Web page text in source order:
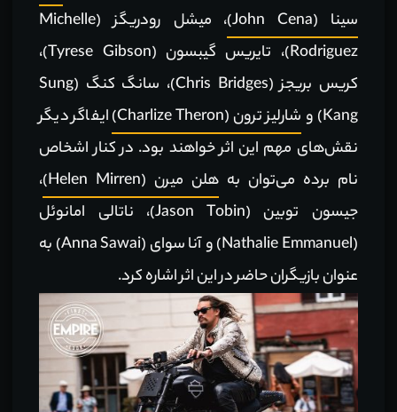
سینا (John Cena)
، میشل رودریگز (Michelle
Rodriguez)، تایریس گیبسون (Tyrese Gibson)،
کریس بریجز (Chris Bridges)، سانگ کنگ (Sung
Kang) و
شارلیز ترون (Charlize Theron)
ایفاگر دیگر
نقش‌های مهم این اثر خواهند بود. در کنار اشخاص
نام برده می‌توان به هلن میرن (Helen Mirren)
،
جیسون توبین (Jason Tobin)، ناتالی امانوئل
(Nathalie Emmanuel) و آنا سوای (Anna Sawai) به
عنوان بازیگران حاضر در این اثر اشاره کرد.